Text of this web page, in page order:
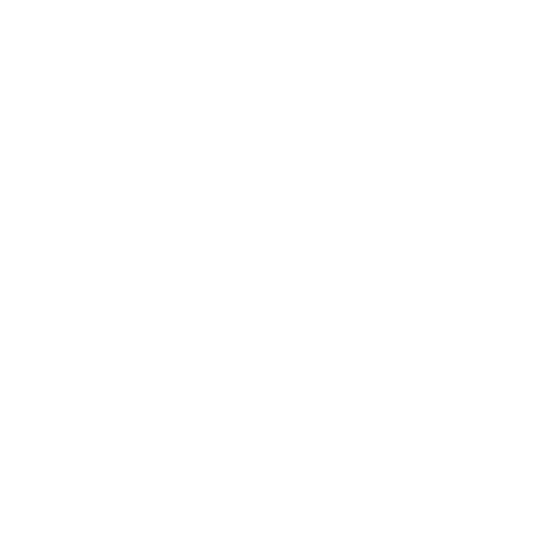
Busto: 106 cm / 42 in, Cor: Preto, Tamanho: L